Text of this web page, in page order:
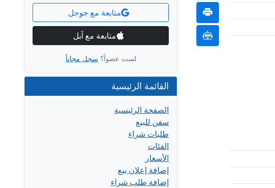
متابعة مع جوجل
متابعة مع آبل
لست عضواً؟ سجل مجاناً
القائمة الرئيسية
الصفحة الرئيسية
سفن للبيع
طلبات شراء
الفئات
الأسعار
إضافة إعلان بيع
إضافة طلب شراء